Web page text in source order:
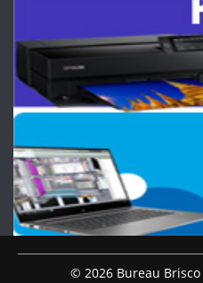
© 2026 Bureau